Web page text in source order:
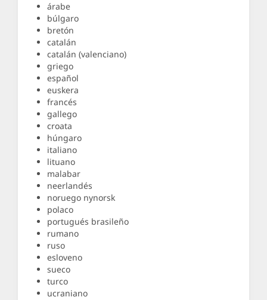
árabe
búlgaro
bretón
catalán
catalán (valenciano)
griego
español
euskera
francés
gallego
croata
húngaro
italiano
lituano
malabar
neerlandés
noruego nynorsk
polaco
portugués brasileño
rumano
ruso
esloveno
sueco
turco
ucraniano